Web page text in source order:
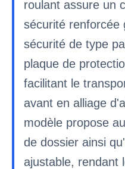
roulant assure un
sécurité renforcée
sécurité de type
plaque de
facilitant le
avant en alliage
modèle propose
de dossier ainsi
ajustable, rendant